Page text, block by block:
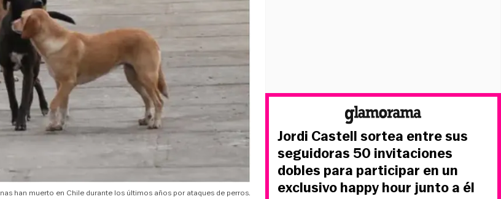
han muerto en Chile durante los últimos años por ataques de perros.
Jordi Castell sortea entre sus
seguidoras 50 invitaciones
dobles para participar en un
exclusivo happy hour junto a él